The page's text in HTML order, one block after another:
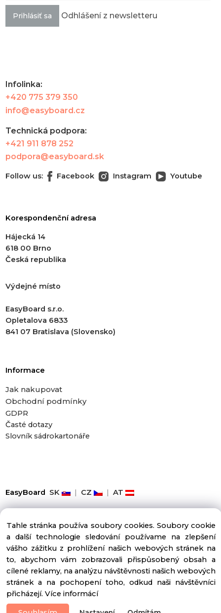
Prihlásiť sa Odhlášení z newsletteru
Infolinka:
+420 775 379 350
info@easyboard.cz
Technická podpora:
+421 911 878 252
podpora@easyboard.sk
Follow us: Facebook Instagram Youtube
Korespondenční adresa
Hájecká 14
618 00 Brno
Česká republika
Výdejné místo
EasyBoard s.r.o.
Opletalova 6833
841 07 Bratislava (Slovensko)
Informace
Jak nakupovat
Obchodní podmínky
GDPR
Časté dotazy
Slovník sádrokartonáře
EasyBoard SK | CZ | AT
Copyright ©2025 Easyboard.cz, All rights reserved
Tahle stránka používa soubory cookies. Soubory cookie
a další technologie sledování používame na zlepšení
vášho zážitku z prohlížení našich webových stránek na
to, abychom vám zobrazovali přispůsobený obsah a
cílené reklamy, na analýzu návštěvnosti našich webových
stránek a na pochopení toho, odkud naši návštěvníci
přicházejí. Více informácí